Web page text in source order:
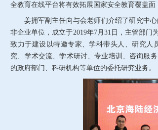
全教育在线平台将有效拓展国家安全教育覆盖面
姜拥军副主任向与会老师们介绍了研究中
非企业单位，成立于2019年7月 31 日，主管部门
致力于建设以特邀专家、学科带头人、研究人
究、学术交流、学术研讨、专业培训、咨询服
的政府部门、科研机构等单位的委托研究业务。